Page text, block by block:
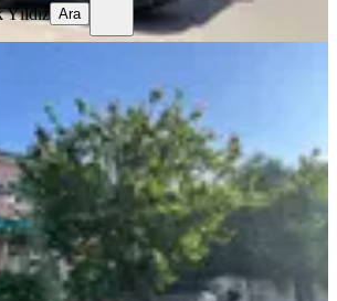
Ara
Kiralık 2+1 Daire
Kazım Karabekir Mahallesi
·100 m² ·1. Kat ·25.07.2026
₺